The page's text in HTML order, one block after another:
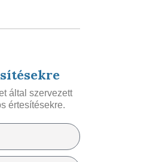
által szervezett
értesítésekre.